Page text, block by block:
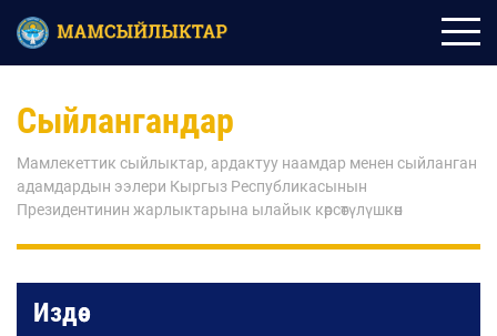
Сыйлангандар
Мамлекеттик сыйлыктар, ардактуу наамдар менен сыйланган
адамдардын ээлери Кыргыз Республикасынын
Президентинин жарлыктарына ылайык көрсөтүлүшкөн
Издөө